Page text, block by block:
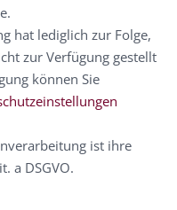
hat lediglich zur Folge,
zur Verfügung gestellt
können Sie
ist ihre
a DSGVO.